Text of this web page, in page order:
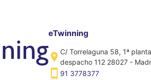
eTwinning
C/ Torrelaguna 58, 1ª
despacho 112 28027 -
91 3778377